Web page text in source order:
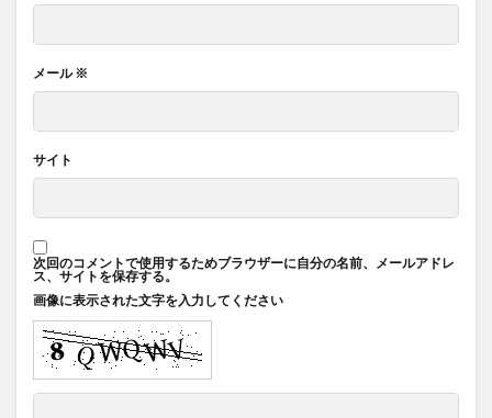
メール※
サイト
次回のコメントで使用するためブラウザーに自分の名前、メールアドレ
ス、サイトを保存する。
画像に表示された文字を入力してください